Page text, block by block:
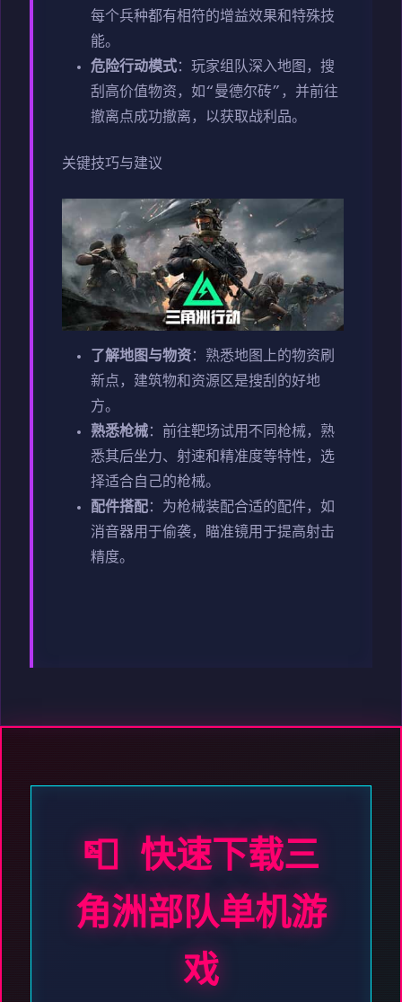
每个兵种都有相符的增益效果和特殊技
能。
危险行动模式：玩家组队深入地图，搜
刮高价值物资，如“曼德尔砖”，并前往
撤离点成功撤离，以获取战利品。
关键技巧与建议
了解地图与物资：熟悉地图上的物资刷
新点，建筑物和资源区是搜刮的好地
方。
熟悉枪械：前往靶场试用不同枪械，熟
悉其后坐力、射速和精准度等特性，选
择适合自己的枪械。
配件搭配：为枪械装配合适的配件，如
消音器用于偷袭，瞄准镜用于提高射击
精度。
📮 快速下载三
角洲部队单机游
戏